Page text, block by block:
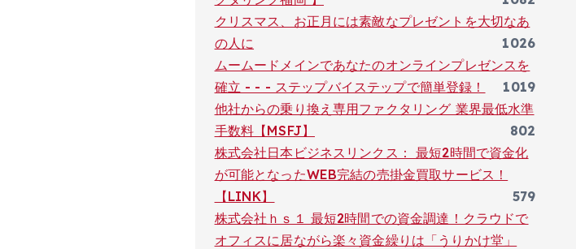
クリスマス、お正月には素敵なプレゼントを大切なあ
の人に
1026
ムームードメインであなたのオンラインプレゼンスを
確立 - - - ステップバイステップで簡単登録！
1019
他社からの乗り換え専用ファクタリング 業界最低水準
手数料【MSFJ】
802
株式会社日本ビジネスリンクス： 最短2時間で資金化
が可能となったWEB完結の売掛金買取サービス！
【LINK】
579
株式会社ｈｓ１ 最短2時間での資金調達！クラウドで
オフィスに居ながら楽々資金繰りは「うりかけ堂」